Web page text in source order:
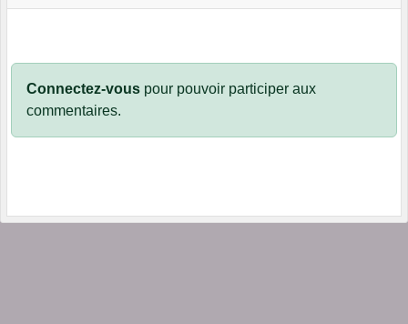
Connectez-vous pour pouvoir participer aux
commentaires.